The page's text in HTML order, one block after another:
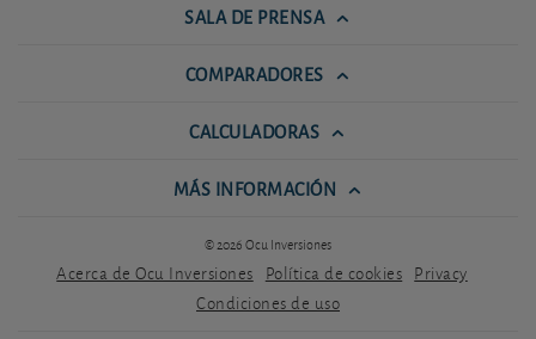
SALA DE PRENSA
COMPARADORES
CALCULADORAS
MÁS INFORMACIÓN
© 2026 Ocu Inversiones
Acerca de Ocu Inversiones Política de cookies Privacy
Condiciones de uso